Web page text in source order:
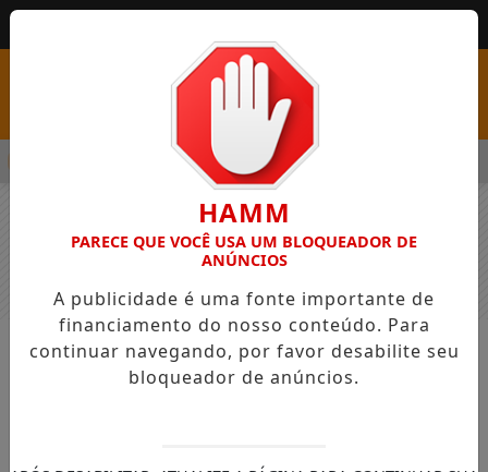
COM VAGAS EM SEIS FUNÇÕES E SALÁRIOS QUE CHEGAM
NOTÍCIAS GERAL
Deputada Mabel Canto (PP) destaca
HAMM
PARECE QUE VOCÊ USA UM BLOQUEADOR DE
ANÚNCIOS
A publicidade é uma fonte importante de
financiamento do nosso conteúdo. Para
continuar navegando, por favor desabilite seu
bloqueador de anúncios.